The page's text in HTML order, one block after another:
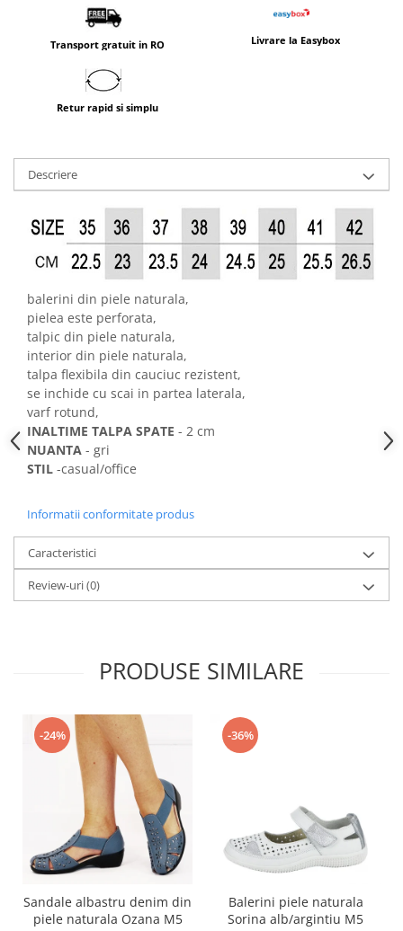
Transport gratuit in RO Livrare la Easybox
Retur rapid si simplu
Descriere
balerini din piele naturala,
pielea este perforata,
talpic din piele naturala,
interior din piele naturala,
talpa flexibila din cauciuc rezistent,
se inchide cu scai in partea laterala,
varf rotund,
INALTIME TALPA SPATE - 2 cm
NUANTA - gri
STIL -casual/office
Informatii conformitate produs
Caracteristici
Review-uri(0)
PRODUSE SIMILARE
-24%
Sandale albastru denim din
piele naturala Ozana M5
-36%
Balerini piele naturala
Sorina alb/argintiu M5